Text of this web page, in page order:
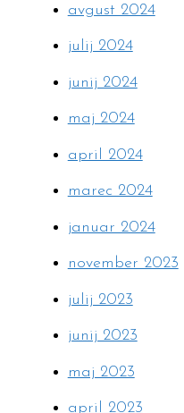
avgust 2024
julij 2024
junij 2024
maj 2024
april 2024
marec 2024
januar 2024
november 2023
julij 2023
junij 2023
maj 2023
april 2023